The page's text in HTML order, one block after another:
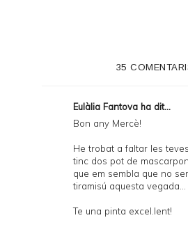
35
Eulàlia Fantova ha dit...
Bon any Mercè!
He trobat a faltar les
tinc dos pot de
que em sembla que no
tiramisú aquesta vegada...
Te una pinta excel.lent!